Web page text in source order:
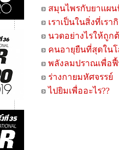
สมุนไพรกับยาแผ
เราเป็นในสิ่งที่เรา
นวดอย่างไรให้ถูก
คนอายุยืนที่สุดใน
พลังลมปราณเพื่อ
ร่างกายมหัศจรรย์
ไปยิมเพื่ออะไร??